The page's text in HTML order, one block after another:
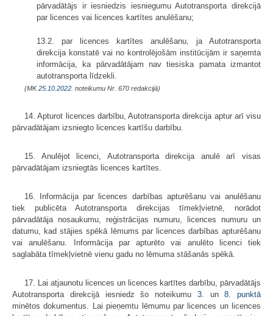
pārvadātājs ir iesniedzis iesniegumu Autotransporta direkcijā
par licences vai licences kartītes anulēšanu;
13.2. par licences kartītes anulēšanu, ja Autotransporta
direkcija konstatē vai no kontrolējošām institūcijām ir saņemta
informācija, ka pārvadātājam nav tiesiska pamata izmantot
autotransporta līdzekli.
(MK25.10.2022. noteikumu Nr. 670 redakcijā)
14. Apturot licences darbību, Autotransporta direkcija aptur arī visu
pārvadātājam izsniegto licences kartīšu darbību.
15. Anulējot licenci, Autotransporta direkcija anulē arī visas
pārvadātājam izsniegtās licences kartītes.
16. Informācija par licences darbības apturēšanu vai anulēšanu
tiek publicēta Autotransporta direkcijas tīmekļvietnē, norādot
pārvadātāja nosaukumu, reģistrācijas numuru, licences numuru un
datumu, kad stājies spēkā lēmums par licences darbības apturēšanu
vai anulēšanu. Informācija par apturēto vai anulēto licenci tiek
saglabāta tīmekļvietnē vienu gadu no lēmuma stāšanās spēkā.
17. Lai atjaunotu licences un licences kartītes darbību, pārvadātājs
Autotransporta direkcijā iesniedz šo noteikumu 3. un8. punktā
minētos dokumentus. Lai pieņemtu lēmumu par licences un licences